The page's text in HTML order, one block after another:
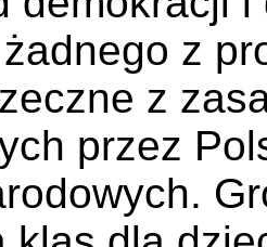
z
z
przez